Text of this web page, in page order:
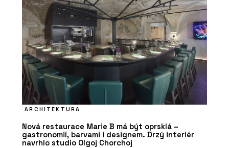
ARCHITEKTURA
Nová restaurace Marie B má být oprsklá –
gastronomií, barvami i designem. Drzý interiér
navrhlo studio Olgoj Chorchoj